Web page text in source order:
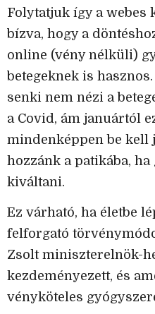
Folytatjuk így a webes
bízva, hogy a
online (vény nélküli)
betegeknek is
senki nem nézi a
a Covid, ám januártól
mindenképpen be kell
hozzánk a patikába,
kiváltani.
Ez várható, ha életbe
felforgató
Zsolt miniszterelnök-
kezdeményezett, és
vényköteles